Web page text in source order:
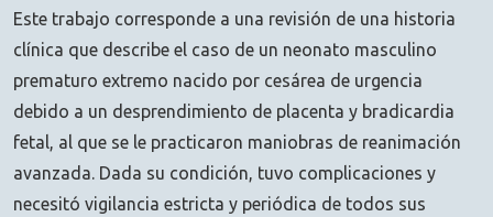
Este trabajo corresponde a una revisión de una historia
clínica que describe el caso de un neonato masculino
prematuro extremo nacido por cesárea de urgencia
debido a un desprendimiento de placenta y bradicardia
fetal, al que se le practicaron maniobras de reanimación
avanzada. Dada su condición, tuvo complicaciones y
necesitó vigilancia estricta y periódica de todos sus